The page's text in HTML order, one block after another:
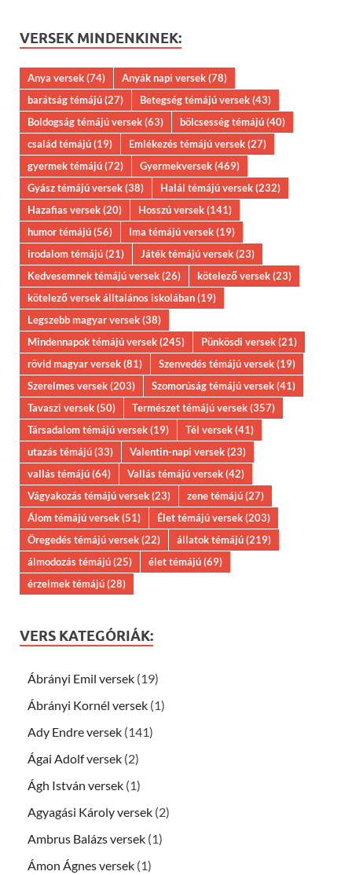
VERSEK MINDENKINEK:
Anya versek(74) Anyák napi versek(78)
barátság témájú(27) Betegség témájú versek(43)
Boldogság témájú versek(63) bölcsesség témájú(40)
család témájú(19) Emlékezés témájú versek(27)
gyermek témájú(72) Gyermekversek(469)
Gyász témájú versek(38) Halál témájú versek(232)
Hazafias versek(20) Hosszú versek(141)
humor témájú(56) Ima témájú versek(19)
irodalom témájú(21) Játék témájú versek(23)
Kedvesemnek témájú versek(26) kötelező versek(23)
kötelező versek álltalános iskolában(19)
Legszebb magyar versek(38)
Mindennapok témájú versek(245) Pünkösdi versek(21)
rövid magyar versek(81) Szenvedés témájú versek(19)
Szerelmes versek(203) Szomorúság témájú versek(41)
Tavaszi versek(50) Természet témájú versek(357)
Társadalom témájú versek(19) Tél versek(41)
utazás témájú(33) Valentin-napi versek(23)
vallás témájú(64) Vallás témájú versek(42)
Vágyakozás témájú versek(23) zene témájú(27)
Álom témájú versek(51) Élet témájú versek(203)
Öregedés témájú versek(22) állatok témájú(219)
álmodozás témájú(25) élet témájú(69)
érzelmek témájú(28)
VERS KATEGÓRIÁK:
Ábrányi Emil versek (19)
Ábrányi Kornél versek (1)
Ady Endre versek (141)
Ágai Adolf versek (2)
Ágh István versek (1)
Agyagási Károly versek (2)
Ambrus Balázs versek (1)
Ámon Ágnes versek (1)